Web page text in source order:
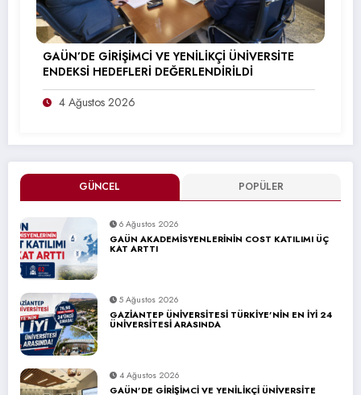
GÜNCEL POPÜLER
6 Ağustos 2026
GAÜN AKADEMİSYENLERİNİN COST KATILIMI ÜÇ
KAT ARTTI
5 Ağustos 2026
GAZİANTEP ÜNİVERSİTESİ TÜRKİYE’NİN EN İYİ 24
ÜNİVERSİTESİ ARASINDA
4 Ağustos 2026
GAÜN’DE GİRİŞİMCİ VE YENİLİKÇİ ÜNİVERSİTE
GAÜN’DE GİRİŞİMCİ VE YENİLİKÇİ ÜNİVERSİTE
ENDEKSİ HEDEFLERİ DEĞERLENDİRİLDİ
4 Ağustos 2026